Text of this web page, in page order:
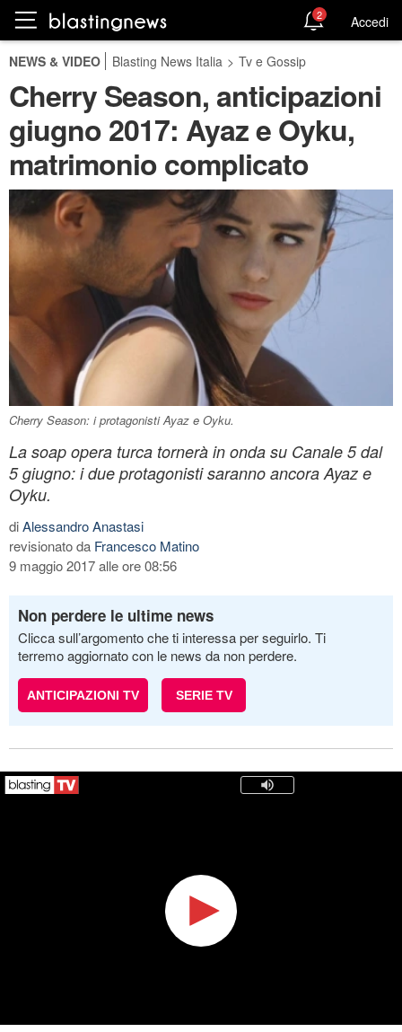
2 Accedi
NEWS & VIDEO Blasting News Italia > Tv e Gossip
Cherry Season, anticipazioni
giugno 2017: Ayaz e Oyku,
matrimonio complicato
Cherry Season: i protagonisti Ayaz e Oyku.
La soap opera turca tornerà in onda su Canale 5 dal
5 giugno: i due protagonisti saranno ancora Ayaz e
Oyku.
diAlessandro Anastasi
revisionato da Francesco Matino
9 maggio 2017 alle ore 08:56
Non perdere le ultime news
Clicca sull’argomento che ti interessa per seguirlo. Ti
terremo aggiornato con le news da non perdere.
ANTICIPAZIONI TV SERIE TV